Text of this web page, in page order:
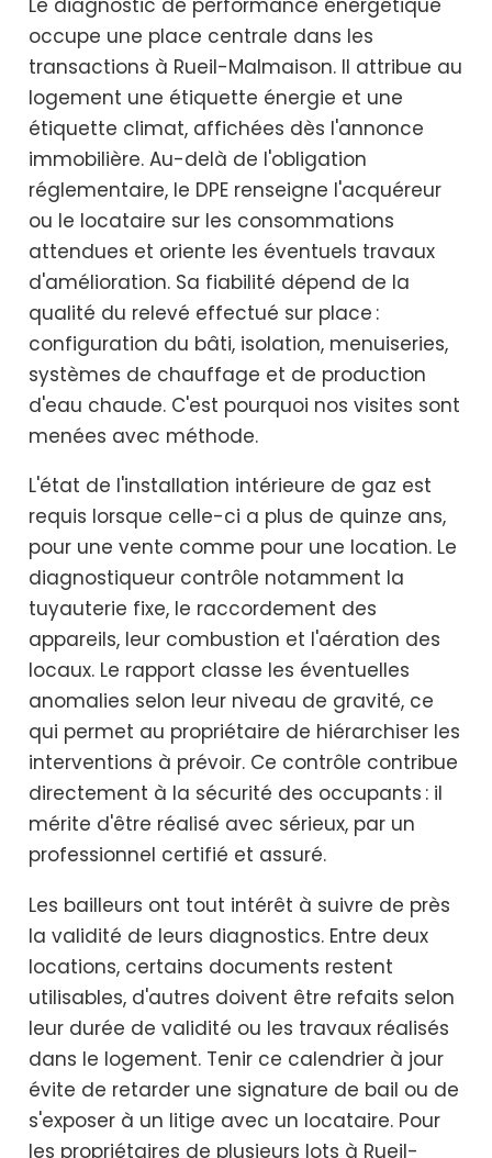
occupe une place centrale dans les
transactions à Rueil-Malmaison. Il attribue au
logement une étiquette énergie et une
étiquette climat, affichées dès l'annonce
immobilière. Au-delà de l'obligation
réglementaire, le DPE renseigne l'acquéreur
ou le locataire sur les consommations
attendues et oriente les éventuels travaux
d'amélioration. Sa fiabilité dépend de la
qualité du relevé effectué sur place :
configuration du bâti, isolation, menuiseries,
systèmes de chauffage et de production
d'eau chaude. C'est pourquoi nos visites sont
menées avec méthode.
L'état de l'installation intérieure de gaz est
requis lorsque celle-ci a plus de quinze ans,
pour une vente comme pour une location. Le
diagnostiqueur contrôle notamment la
tuyauterie fixe, le raccordement des
appareils, leur combustion et l'aération des
locaux. Le rapport classe les éventuelles
anomalies selon leur niveau de gravité, ce
qui permet au propriétaire de hiérarchiser les
interventions à prévoir. Ce contrôle contribue
directement à la sécurité des occupants : il
mérite d'être réalisé avec sérieux, par un
professionnel certifié et assuré.
Les bailleurs ont tout intérêt à suivre de près
la validité de leurs diagnostics. Entre deux
locations, certains documents restent
utilisables, d'autres doivent être refaits selon
leur durée de validité ou les travaux réalisés
dans le logement. Tenir ce calendrier à jour
évite de retarder une signature de bail ou de
s'exposer à un litige avec un locataire. Pour
les propriétaires de plusieurs lots à Rueil-